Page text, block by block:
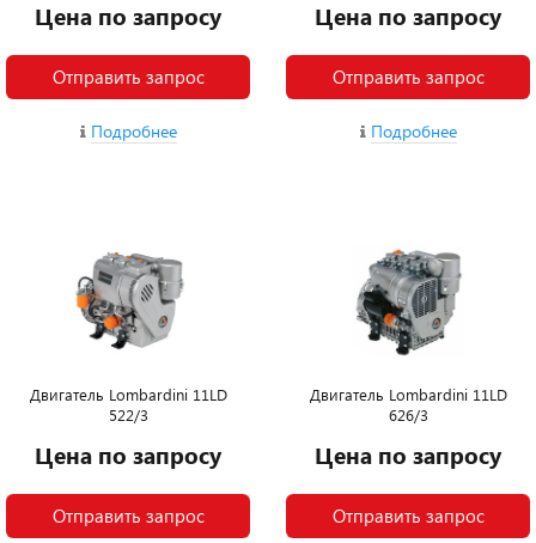
Цена по запросу
Отправить запрос
Подробнее
Цена по запросу
Отправить запрос
Подробнее
Двигатель Lombardini 11LD
522/3
Цена по запросу
Отправить запрос
Двигатель Lombardini 11LD
626/3
Цена по запросу
Отправить запрос